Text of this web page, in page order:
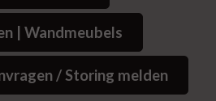
| Wandmeubels
/ Storing melden